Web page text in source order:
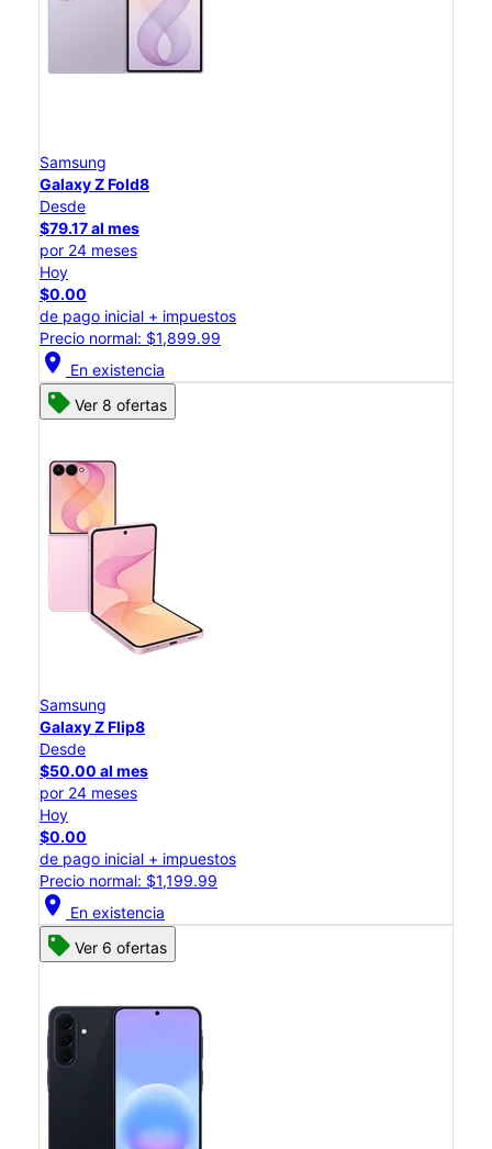
Samsung
Galaxy Z Fold8
Desde
$79.17 al mes
por 24 meses
Hoy
$0.00
de pago inicial + impuestos
Precio normal: $1,899.99
location_on En existencia
Ver 8 ofertas
Samsung
Galaxy Z Flip8
Desde
$50.00 al mes
por 24 meses
Hoy
$0.00
de pago inicial + impuestos
Precio normal: $1,199.99
location_on En existencia
Ver 6 ofertas